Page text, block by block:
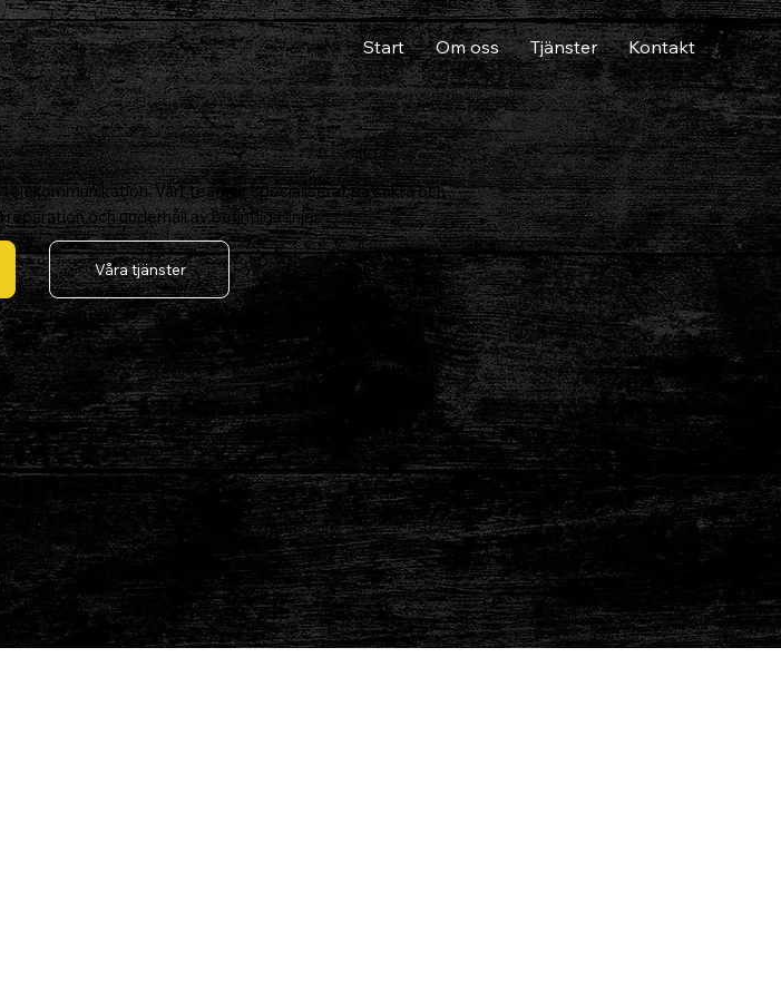
Start Om oss Tjänster Kontakt
Vårt team är specialiserat på säkra och
och underhåll av befintliga linjer.
Våra tjänster